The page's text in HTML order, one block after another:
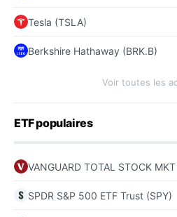
Tesla (TSLA)
Berkshire Hathaway (BRK.B)
Voir toutes les
ETF populaires
VANGUARD TOTAL STOCK
SPDR S&P 500 ETF Trust (SPY)